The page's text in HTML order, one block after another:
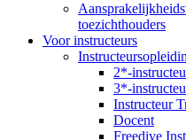
toezichthouders
Voor instructeurs
2*-
3*-
Instructeur
Docent
Freedive